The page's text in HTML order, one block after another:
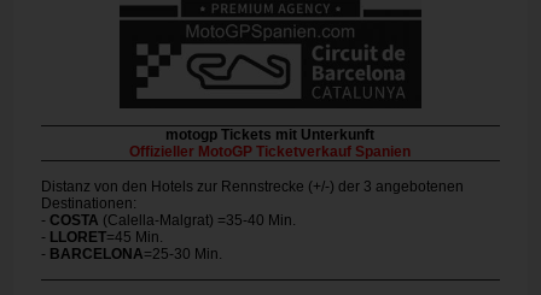
motogp Tickets mit Unterkunft
Offizieller MotoGP Ticketverkauf Spanien
Distanz von den Hotels zur Rennstrecke (+/-) der 3 angebotenen
Destinationen:
- COSTA (Calella-Malgrat) =35-40 Min.
- LLORET=45 Min.
- BARCELONA=25-30 Min.